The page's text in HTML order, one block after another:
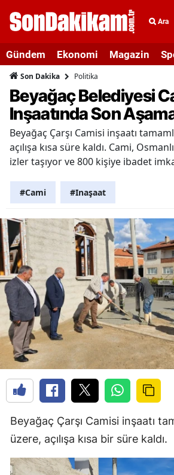
Ara
Gündem Ekonomi Magazin
Son Dakika Politika
Beyağaç Belediyesi
Inşaatında Son
Beyağaç Çarşı Camisi inşaatı
açılışa kısa süre kaldı. Cami,
izler taşıyor ve 800 kişiye ibadet
#Cami #Inaşaat
Beyağaç Çarşı Camisi inşaatı
üzere, açılışa kısa bir süre kaldı.